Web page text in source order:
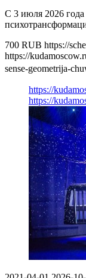
С 3 июля 2026
700 RUB https://
https://
sense-geometrija-
https://
https://